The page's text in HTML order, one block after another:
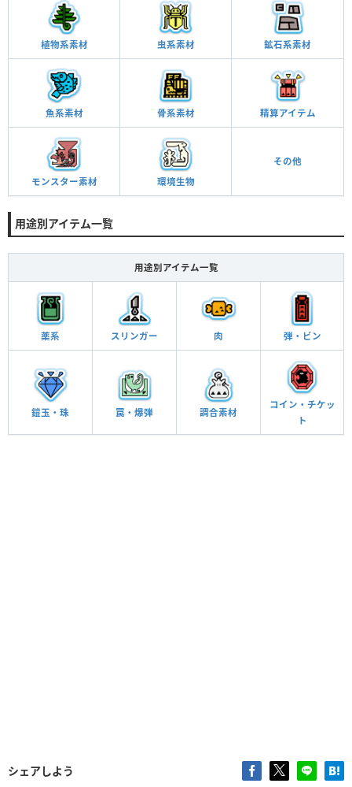
植物系素材 虫系素材 鉱石系素材
魚系素材 骨系素材 精算アイテム
モンスター素材 環境生物
その他
用途別アイテム一覧
用途別アイテム一覧
薬系 スリンガー 肉 弾・ビン
鎧玉・珠 罠・爆弾 調合素材
コイン・チケッ
ト
シェアしよう